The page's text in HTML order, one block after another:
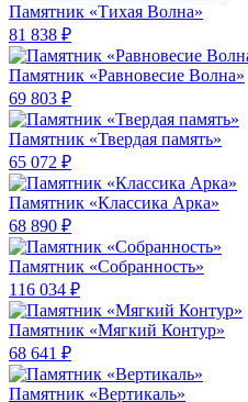
Памятник «Тихая Волна»
81 838 ₽
Памятник «Равновесие Волна»
69 803 ₽
Памятник «Твердая память»
65 072 ₽
Памятник «Классика Арка»
68 890 ₽
Памятник «Собранность»
116 034 ₽
Памятник «Мягкий Контур»
68 641 ₽
Памятник «Вертикаль»